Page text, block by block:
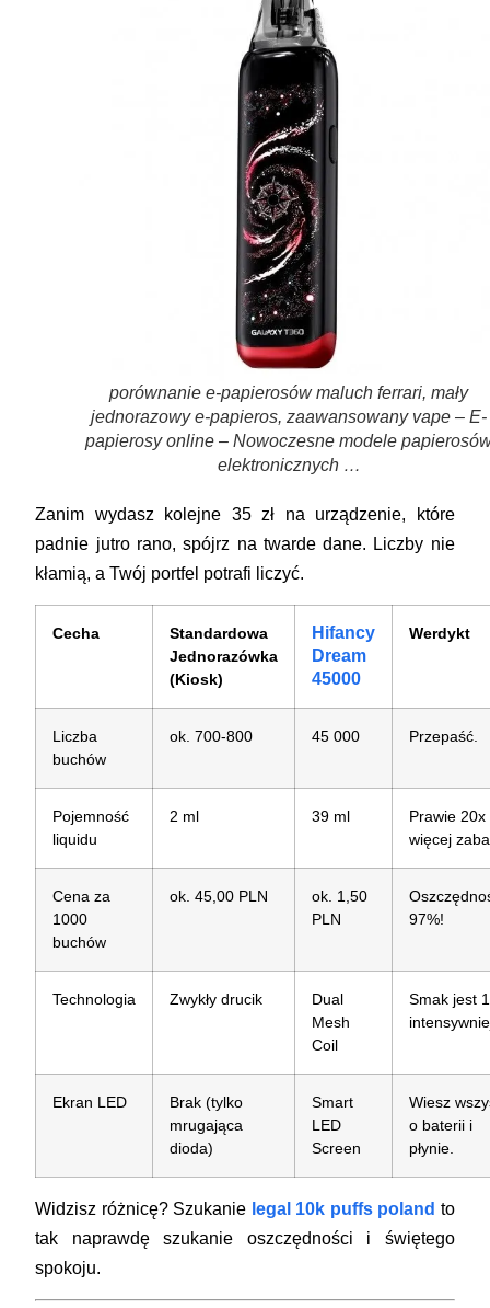
porównanie e-papierosów maluch ferrari, mały
jednorazowy e-papieros, zaawansowany vape – E-
papierosy online – Nowoczesne modele
elektronicznych …
Zanim wydasz kolejne 35 zł na urządzenie, które
padnie jutro rano, spójrz na twarde dane. Liczby nie
kłamią, a Twój portfel potrafi liczyć.
Cecha
Standardowa
Jednorazówka
(Kiosk)
Hifancy
Dream
45000
Werdykt
Liczba
buchów
ok. 700-800 45 000 Przepaść.
Pojemność
liquidu
2 ml 39 ml
Prawie 20x
więcej
Cena za
1000
buchów
ok. 45,00 PLN
ok. 1,50
PLN
97%!
Technologia Zwykły drucik
Dual
Mesh
Coil
Smak jest
Ekran LED
Brak (tylko
mrugająca
dioda)
Smart
LED
Screen
Wiesz
o baterii i
płynie.
Widzisz różnicę? Szukanie legal 10k puffs poland to
tak naprawdę szukanie oszczędności i świętego
spokoju.